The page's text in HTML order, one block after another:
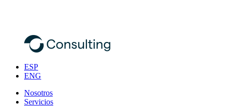
ESP
ENG
Nosotros
Servicios